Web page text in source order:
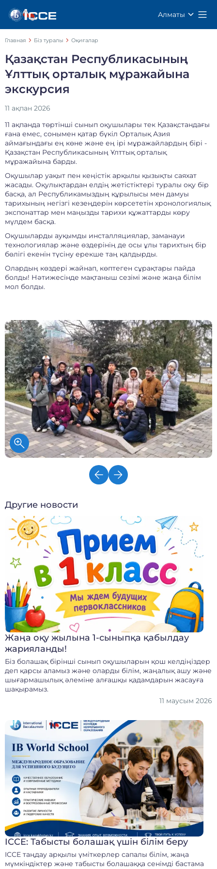
Алматы
Главная Біз туралы Оқиғалар
Қазақстан Республикасының
Ұлттық орталық мұражайына
экскурсия
11 ақпан 2026
11 ақпанда төртінші сынып оқушылары тек Қазақстандағы
ғана емес, сонымен қатар бүкіл Орталық Азия
аймағындағы ең көне және ең ірі мұражайлардың бірі -
Қазақстан Республикасының Ұлттық орталық
мұражайына барды.
Оқушылар уақыт пен кеңістік арқылы қызықты саяхат
жасады. Оқулықтардан елдің жетістіктері туралы оқу бір
басқа, ал Республикамыздың құрылысы мен дамуы
тарихының негізгі кезеңдерін көрсететін хронологиялық
экспонаттар мен маңызды тарихи құжаттарды көру
мүлдем басқа.
Оқушыларды ауқымды инсталляциялар, заманауи
технологиялар және өздерінің де осы ұлы тарихтың бір
бөлігі екенін түсіну ерекше таң қалдырды.
Олардың көздері жайнап, көптеген сұрақтары пайда
болды! Нәтижесінде мақтаныш сезімі және жаңа білім
мол болды.
Другие новости
Жаңа оқу жылына 1-сыныпқа қабылдау
жарияланды!
Біз болашақ бірінші сынып оқушыларын қош келдіңіздер
деп қарсы аламыз және оларды білім, жаңалық ашу және
шығармашылық әлеміне алғашқы қадамдарын жасауға
шақырамыз.
11 маусым 2026
ICCE: Табысты болашақ үшін білім беру
ICCE таңдау арқылы үміткерлер сапалы білім, жаңа
мүмкіндіктер және табысты болашаққа сенімді бастама